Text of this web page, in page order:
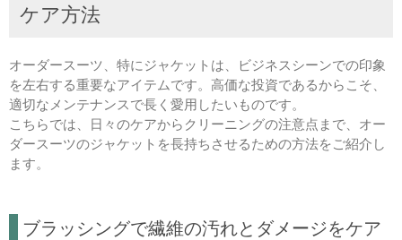
ケア方法
オーダースーツ、特にジャケットは、ビジネスシーンでの印象
を左右する重要なアイテムです。高価な投資であるからこそ、
適切なメンテナンスで長く愛用したいものです。
こちらでは、日々のケアからクリーニングの注意点まで、オー
ダースーツのジャケットを長持ちさせるための方法をご紹介し
ます。
ブラッシングで繊維の汚れとダメージをケア